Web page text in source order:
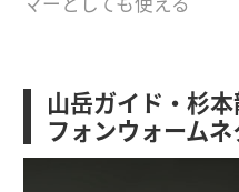
山岳ガイド・杉
フォンウォームネ